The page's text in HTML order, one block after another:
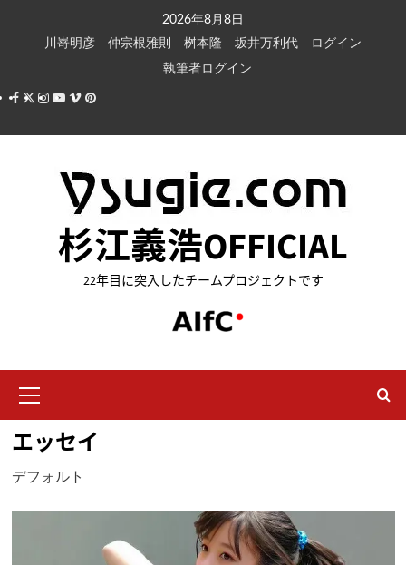
キ
2026年8月8日
川嵜明彦
仲宗根雅則 桝本隆 坂井万利代
ログイン
執筆者ログイン
Facebook
X Instagram
Youtube
VimeoPinterest
杉江義浩OFFICIAL
22年目に突入したチームプロジェクトです
イ
ン
メ
ュ
エッセイ
デフォルト